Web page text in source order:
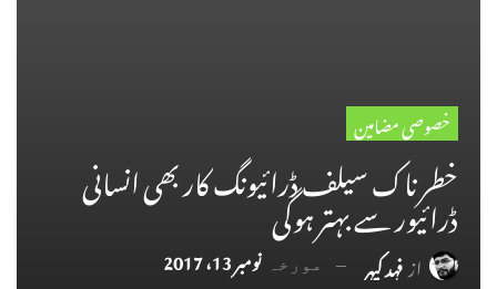
خصوصی مضامین
خطرناک سیلف ڈرائیونگ کار بھی انسانی
ڈرائیور سے بہتر ہوگی
ازفہد کیہر مورخہ نومبر 13، 2017